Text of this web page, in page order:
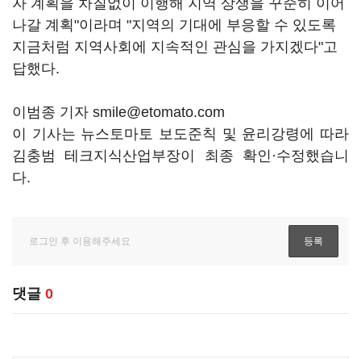
자 계획을 차질없이 이행해 지역 상생을 꾸준히 이어
나갈 계획"이라며 "지역의 기대에 부응할 수 있도록
지금처럼 지역사회에 지속적인 관심을 가지겠다"고
답했다.
이범종 기자 smile@etomato.com
이 기사는 뉴스토마토 보도준칙 및 윤리강령에 따라
김충범 테크지식산업부장이 최종 확인·수정했습니
다.
댓글 0